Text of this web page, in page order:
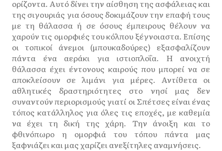
ορίζοντα. Αυτό δίνει την αίσθηση της ασφάλειας και
της σιγουριάς για όσους δοκιμάζουν την επαφή τους
με τη θάλασσα ή σε όσους έμπειρους θέλουν να
χαρούν τις ομορφιές του κόλπου ξέγνοιαστα. Επίσης
οι τοπικοί άνεμοι (μπουκαδούρες) εξασφαλίζουν
πάντα ένα αεράκι για ιστιοπλοΐα. Η ανοιχτή
θάλασσα έχει έντονους καιρούς που μπορεί να σε
αποκλείσουν σε λιμάνι για μέρες. Αντίθετα οι
αθλητικές δραστηριότητες στο νησί μας δεν
συναντούν περιορισμούς γιατί οι Σπέτσες είναι ένας
τόπος κατάλληλος για όλες τις εποχές, με καθεμία
να έχει τη δική της χάρη. Την άνοιξη και το
φθινόπωρο η ομορφιά του τόπου πάντα μας
ξαφνιάζει και μας χαρίζει ανεξίτηλες αναμνήσεις.